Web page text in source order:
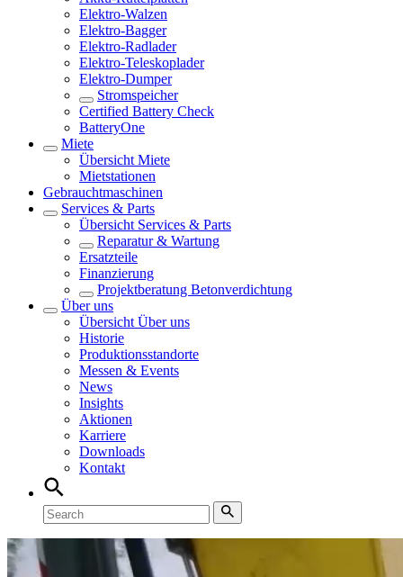
Elektro-Walzen
Elektro-Bagger
Elektro-Radlader
Elektro-Teleskoplader
Elektro-Dumper
Stromspeicher
Certified Battery Check
BatteryOne
Miete
Übersicht Miete
Mietstationen
Gebrauchtmaschinen
Services & Parts
Übersicht Services & Parts
Reparatur & Wartung
Ersatzteile
Finanzierung
Projektberatung Betonverdichtung
Über uns
Übersicht Über uns
Historie
Produktionsstandorte
Messen & Events
News
Insights
Aktionen
Karriere
Downloads
Kontakt